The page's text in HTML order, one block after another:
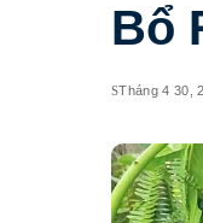
Bổ
Tháng 4 30,